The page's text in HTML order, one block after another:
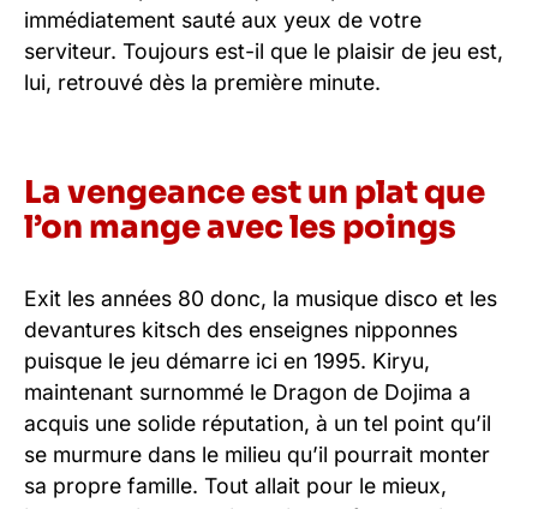
immédiatement sauté aux yeux de votre
serviteur. Toujours est-il que le plaisir de jeu est,
lui, retrouvé dès la première minute.
La vengeance est un plat que
l’on mange avec les poings
Exit les années 80 donc, la musique disco et les
devantures kitsch des enseignes nipponnes
puisque le jeu démarre ici en 1995. Kiryu,
maintenant surnommé le Dragon de Dojima a
acquis une solide réputation, à un tel point qu’il
se murmure dans le milieu qu’il pourrait monter
sa propre famille. Tout allait pour le mieux,